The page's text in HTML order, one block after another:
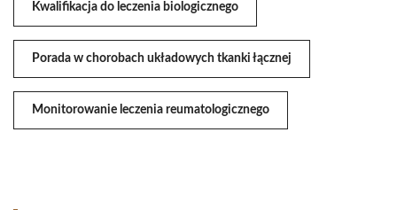
Kwalifikacja do leczenia biologicznego
Porada w chorobach układowych tkanki łącznej
Monitorowanie leczenia reumatologicznego